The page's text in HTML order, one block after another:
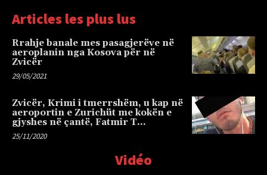
Articles les plus lus
Rrahje banale mes pasagjerëve në
aeroplanin nga Kosova për në
Zvicër
29/05/2021
Zvicër, Krimi i tmerrshëm, u kap në
aeroportin e Zurichüt me kokën e
gjyshes në çantë, Fatmir T…
25/11/2020
Vidéo